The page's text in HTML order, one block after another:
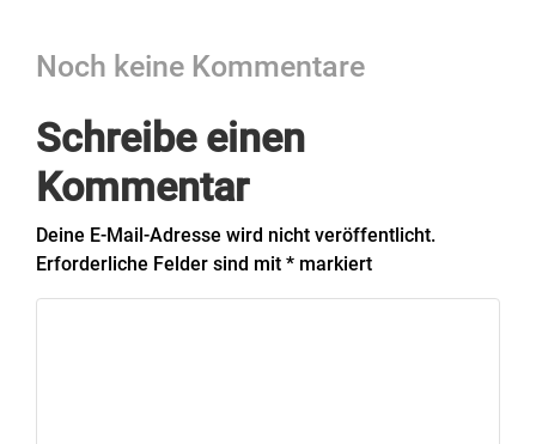
Noch keine Kommentare
Schreibe einen
Kommentar
Deine E-Mail-Adresse wird nicht veröffentlicht.
Erforderliche Felder sind mit * markiert